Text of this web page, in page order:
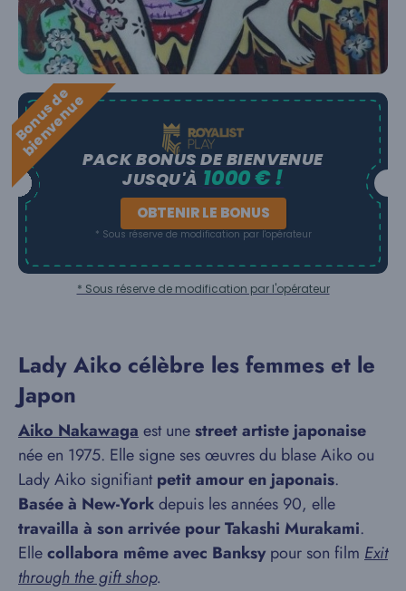
B
o
n
u
s
d
e
b
i
e
n
v
e
n
u
ePACK BONUS DE BIENVENUE
JUSQU'À 1000 € !
OBTENIR LE BONUS
* Sous réserve de modification par l'opérateur
* Sous réserve de modification par l'opérateur
Lady Aiko célèbre les femmes et le
Japon
Aiko Nakawaga est unestreet artiste japonaise
née en 1975. Elle signe ses œuvres du blase Aiko ou
Lady Aiko signifiantpetit amour en japonais.
Basée à New-Yorkdepuis les années 90, elle
travailla à son arrivée pour Takashi Murakami.
Ellecollabora même avec Banksy pour son film Exit
through the gift shop.